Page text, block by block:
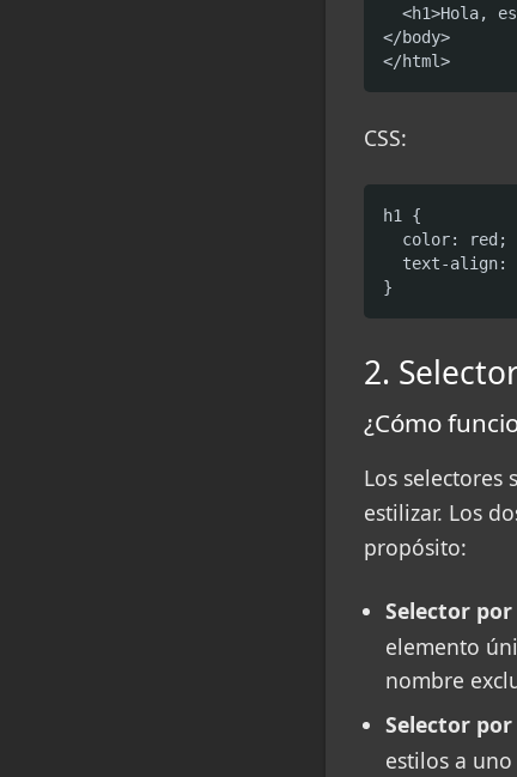
<h1>Hola,
</body>
</html>
CSS:
h1 {
color: red;
text-align:
}
2.
¿Cómo
Los selectores
estilizar. Los
propósito:
Selector por
elemento
nombre
Selector por
estilos a